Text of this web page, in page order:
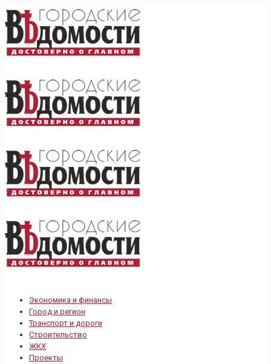
Экономика и финансы
Город и регион
Транспорт и дороги
Строительство
ЖКХ
Проекты